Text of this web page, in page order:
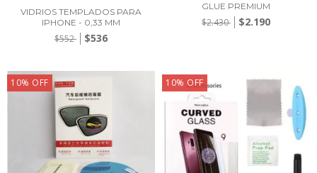
VIDRIOS TEMPLADOS PARA
IPHONE - 0,33 MM
$552 $536
GLUE PREMIUM
$2.430 $2.190
10% OFF 10% OFF